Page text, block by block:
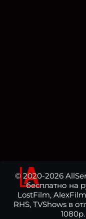
© 2020-2026
бесплатно на
LostFilm,
RHS, TVShows в
1080p.